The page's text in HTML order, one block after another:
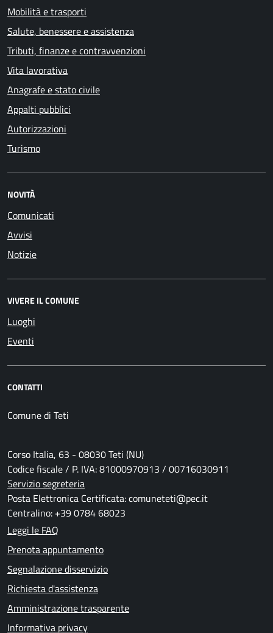
Mobilità e trasporti
Salute, benessere e assistenza
Tributi, finanze e contravvenzioni
Vita lavorativa
Anagrafe e stato civile
Appalti pubblici
Autorizzazioni
Turismo
NOVITÀ
Comunicati
Avvisi
Notizie
VIVERE IL COMUNE
Luoghi
Eventi
CONTATTI
Comune di Teti
Corso Italia, 63 - 08030 Teti (NU)
Codice fiscale / P. IVA: 81000970913 / 00716030911
Servizio segreteria
Posta Elettronica Certificata: comuneteti@pec.it
Centralino: +39 0784 68023
Leggi le FAQ
Prenota appuntamento
Segnalazione disservizio
Richiesta d'assistenza
Amministrazione trasparente
Informativa privacy